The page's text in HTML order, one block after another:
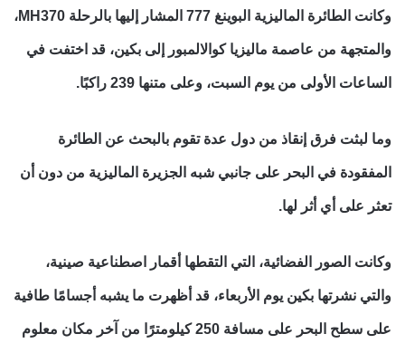
وكانت الطائرة الماليزية البوينغ 777 المشار إليها بالرحلة MH370،
والمتجهة من عاصمة ماليزيا كوالالمبور إلى بكين، قد اختفت في
الساعات الأولى من يوم السبت، وعلى متنها 239 راكبًا.
وما لبثت فرق إنقاذ من دول عدة تقوم بالبحث عن الطائرة
المفقودة في البحر على جانبي شبه الجزيرة الماليزية من دون أن
تعثر على أي أثر لها.
وكانت الصور الفضائية، التي التقطها أقمار اصطناعية صينية،
والتي نشرتها بكين يوم الأربعاء، قد أظهرت ما يشبه أجسامًا طافية
على سطح البحر على مسافة 250 كيلومترًا من آخر مكان معلوم